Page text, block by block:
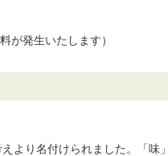
が発生いたします）
より名付けられました。「味